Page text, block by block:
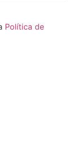
Política de